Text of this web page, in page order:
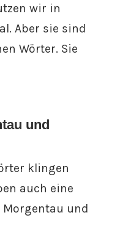
wir in
Aber sie sind
Wörter. Sie
und
klingen
auch eine
Morgentau und